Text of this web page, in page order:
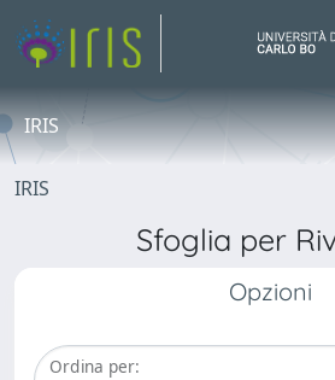
IRIS
IRIS
Sfoglia per
Opzioni
Ordina per: